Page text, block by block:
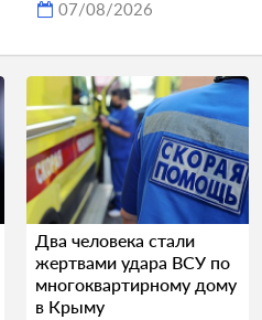
07/08/2026
Два человека стали
жертвами удара ВСУ по
многоквартирному дому
в Крыму